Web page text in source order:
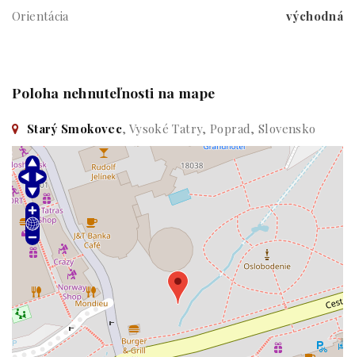
Orientácia východná
Poloha nehnuteľnosti na mape
Starý Smokovec, Vysoké Tatry, Poprad, Slovensko